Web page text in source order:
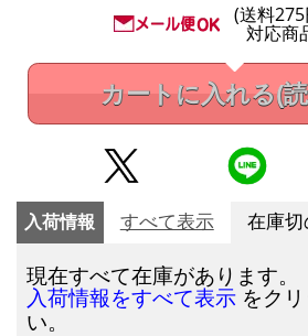
(送料275
対応商
カートに入れる(
入荷情報 すべて表示 在庫切
現在すべて在庫があります。
入荷情報をすべて表示 をク
い。